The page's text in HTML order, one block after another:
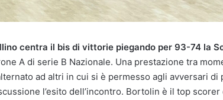
centra il bis di vittorie piegando per 93-74 la
A di serie B Nazionale. Una prestazione tra
ad altri in cui si è permesso agli avversari di
l’esito dell’incontro. Bortolin è il top